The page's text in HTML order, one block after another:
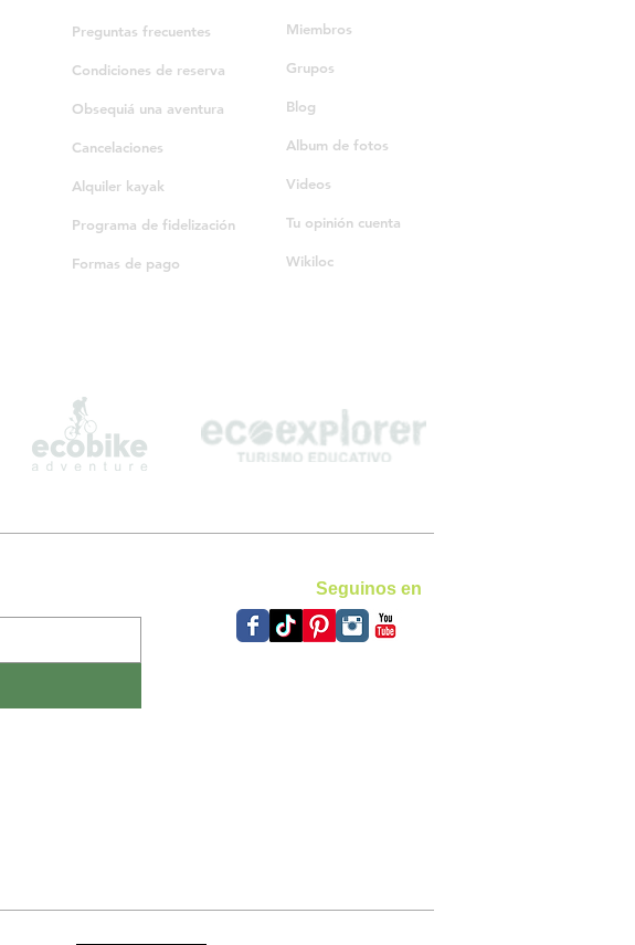
Preguntas frecuentes
Condiciones de reserva
Obsequiá una aventura
Cancelaciones
Alquiler kayak
Programa de fidelización
Formas de pago
Miembros
Grupos
Blog
Album de fotos
Videos
Tu opinión cuenta
Wikiloc
Seguinos en